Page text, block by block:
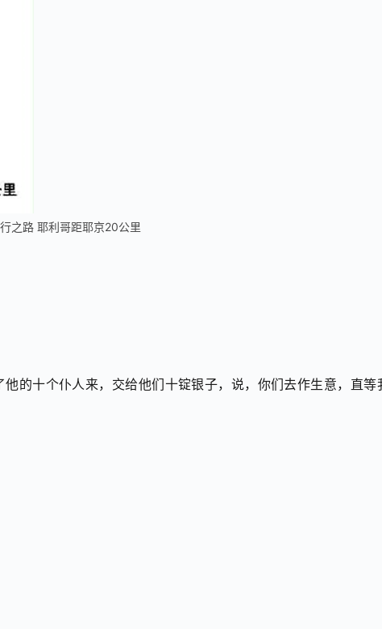
行之路 耶利哥距耶京20公里
的十个仆人来，交给他们十锭银子，说，你们去作生意，直等